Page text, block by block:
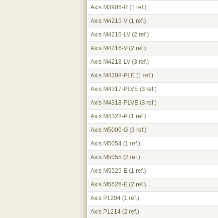
Axis M3905-R (1 ref.)
Axis M4215-V (1 ref.)
Axis M4216-LV (2 ref.)
Axis M4216-V (2 ref.)
Axis M4218-LV (3 ref.)
Axis M4308-PLE (1 ref.)
Axis M4317-PLVE (3 ref.)
Axis M4318-PLVE (3 ref.)
Axis M4328-P (1 ref.)
Axis M5000-G (3 ref.)
Axis M5054 (1 ref.)
Axis M5055 (2 ref.)
Axis M5525-E (1 ref.)
Axis M5526-E (2 ref.)
Axis P1204 (1 ref.)
Axis P1214 (2 ref.)